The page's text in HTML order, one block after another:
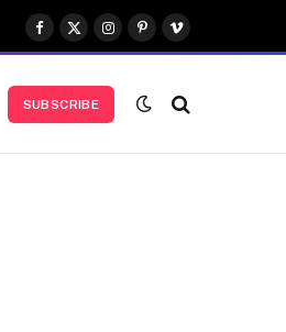
Facebook
X
(Twitter)
Instagram
Pinterest
Vimeo
SUBSCRIBE